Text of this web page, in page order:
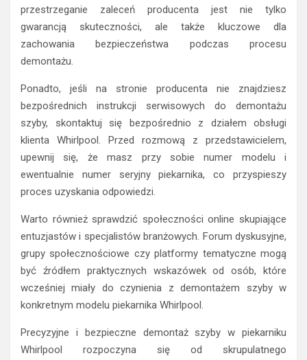
przestrzeganie zaleceń producenta jest nie tylko
gwarancją skuteczności, ale także kluczowe dla
zachowania bezpieczeństwa podczas procesu
demontażu.
Ponadto, jeśli na stronie producenta nie znajdziesz
bezpośrednich instrukcji serwisowych do demontażu
szyby, skontaktuj się bezpośrednio z działem obsługi
klienta Whirlpool. Przed rozmową z przedstawicielem,
upewnij się, że masz przy sobie numer modelu i
ewentualnie numer seryjny piekarnika, co przyspieszy
proces uzyskania odpowiedzi.
Warto również sprawdzić społeczności online skupiające
entuzjastów i specjalistów branżowych. Forum dyskusyjne,
grupy społecznościowe czy platformy tematyczne mogą
być źródłem praktycznych wskazówek od osób, które
wcześniej miały do czynienia z demontażem szyby w
konkretnym modelu piekarnika Whirlpool.
Precyzyjne i bezpieczne demontaż szyby w piekarniku
Whirlpool rozpoczyna się od skrupulatnego